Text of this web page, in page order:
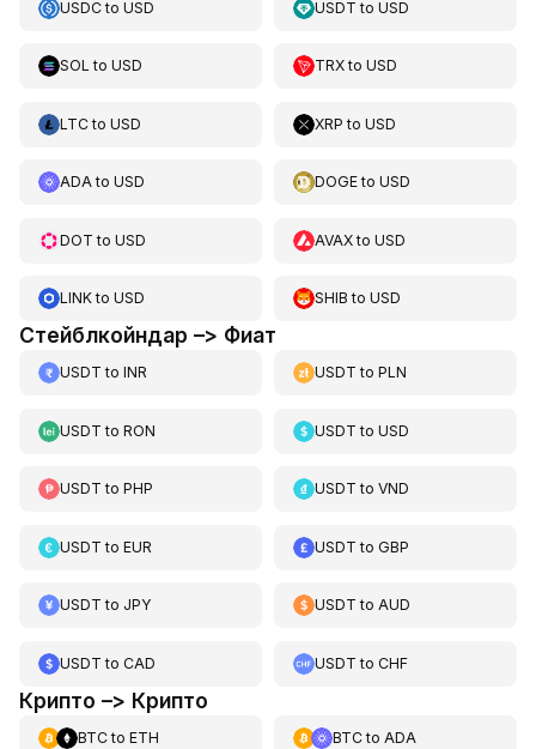
USDCto USD USDT toUSD
SOL to USD TRXtoUSD
LTCto USD XRP toUSD
ADAto USD DOGEtoUSD
DOT to USD AVAXtoUSD
LINKto USD SHIB toUSD
Стейблкойндар –> Фиат
USDT to INR USDT toPLN
USDT to RON USDT toUSD
USDT to PHP USDT toVND
USDT to EUR USDT toGBP
USDT to JPY USDT toAUD
USDT to CAD USDT toCHF
Крипто –> Крипто
BTCto ETH BTCto ADA